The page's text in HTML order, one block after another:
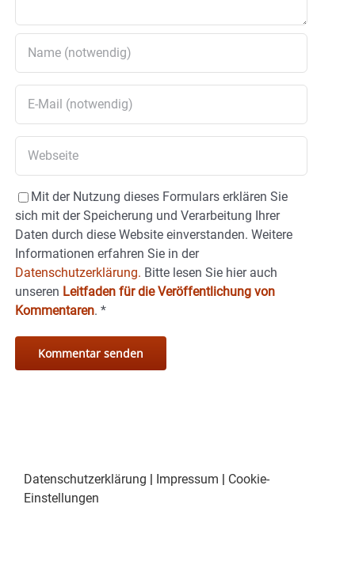
Mit der Nutzung dieses Formulars erklären Sie
sich mit der Speicherung und Verarbeitung Ihrer
Daten durch diese Website einverstanden. Weitere
Informationen erfahren Sie in der
Datenschutzerklärung. Bitte lesen Sie hier auch
unseren Leitfaden für die Veröffentlichung von
Kommentaren. *
Datenschutzerklärung | Impressum | Cookie-
Einstellungen